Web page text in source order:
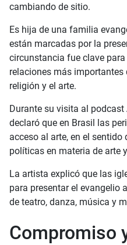
cambiando de sitio.
Es hija de una familia
están marcadas por la
circunstancia fue clave
relaciones más importantes
religión y el arte.
Durante su visita al podcast
declaró que en Brasil las
acceso al arte, en el
políticas en materia de arte
La artista explicó que las
para presentar el evangelio
de teatro, danza, música y
Compromiso